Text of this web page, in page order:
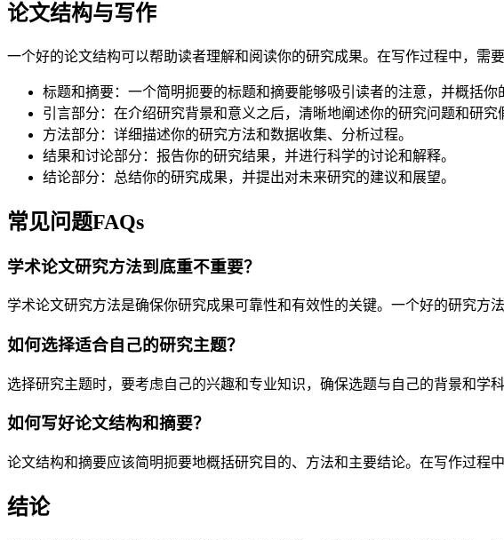
论文结构与写作
一个好的论文结构可以帮助读者理解和阅读你的研究成果。在写作过程中，需
标题和摘要：一个简明扼要的标题和摘要能够吸引读者的注意，并概括你
引言部分：在介绍研究背景和意义之后，清晰地阐述你的研究问题和研究
方法部分：详细描述你的研究方法和数据收集、分析过程。
结果和讨论部分：报告你的研究结果，并进行科学的讨论和解释。
结论部分：总结你的研究成果，并提出对未来研究的建议和展望。
常见问题FAQs
学术论文研究方法到底重不重要？
学术论文研究方法是确保你研究成果可靠性和有效性的关键。一个好的研究方
如何选择适合自己的研究主题？
选择研究主题时，要考虑自己的兴趣和专业知识，确保选题与自己的背景和学
如何写好论文结构和摘要？
论文结构和摘要应该简明扼要地概括研究目的、方法和主要结论。在写作过程
结论